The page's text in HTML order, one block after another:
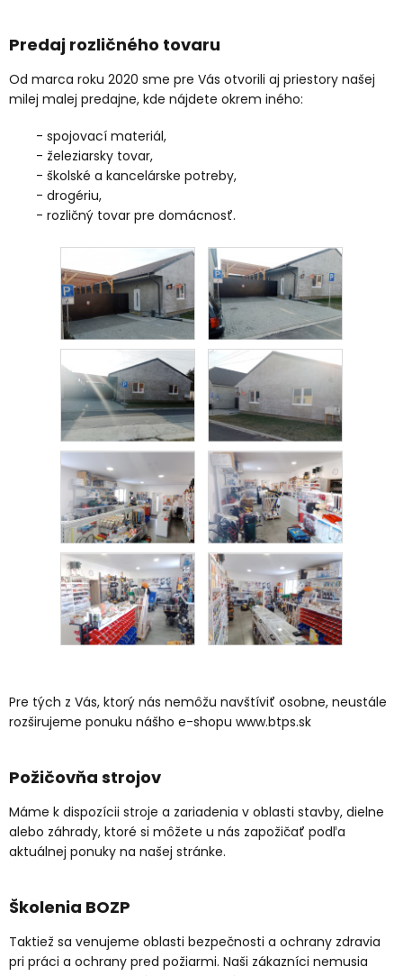
Predaj rozličného tovaru
Od marca roku 2020 sme pre Vás otvorili aj priestory našej
milej malej predajne, kde nájdete okrem iného:
- spojovací materiál,
- železiarsky tovar,
- školské a kancelárske potreby,
- drogériu,
- rozličný tovar pre domácnosť.
Pre tých z Vás, ktorý nás nemôžu navštíviť osobne, neustále
rozširujeme ponuku nášho e-shopu www.btps.sk
Požičovňa strojov
Máme k dispozícii stroje a zariadenia v oblasti stavby, dielne
alebo záhrady, ktoré si môžete u nás zapožičať podľa
aktuálnej ponuky na našej stránke.
Školenia BOZP
Taktiež sa venujeme oblasti bezpečnosti a ochrany zdravia
pri práci a ochrany pred požiarmi. Naši zákazníci nemusia